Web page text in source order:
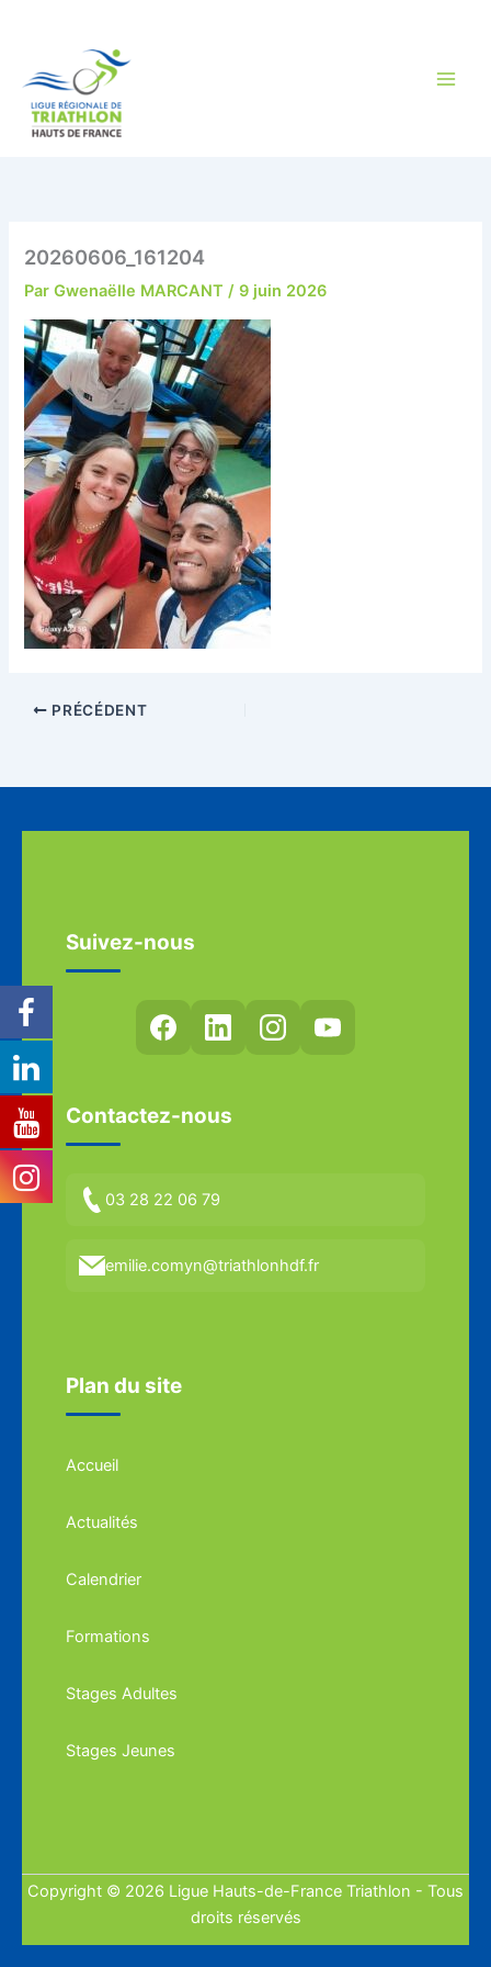
20260606_161204
ParGwenaëlle MARCANT/9 juin 2026
PRÉCÉDENT
Suivez-nous
Contactez-nous
03 28 22 06 79
emilie.comyn@triathlonhdf.fr
Plan du site
Accueil
Actualités
Calendrier
Formations
Stages Adultes
Stages Jeunes
Copyright © 2026 Ligue Hauts-de-France Triathlon - Tous
droits réservés